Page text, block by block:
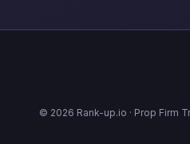
© 2026 Rank-up.io · Prop Firm